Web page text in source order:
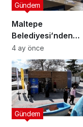
Maltepe
Belediyesi’nden
Muhtarlara
Cinsiyet Eşitliği
Semineri
Gündem
4 ay önce
Gündem